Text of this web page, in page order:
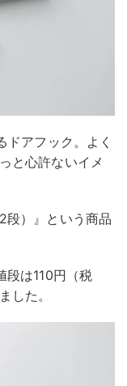
アフック。よく
と心許ないイメ
段）』という商品
段は110円（税
した。